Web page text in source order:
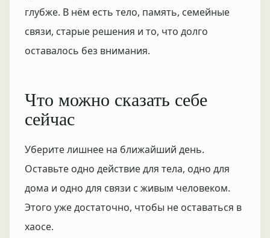
глубже. В нём есть тело, память, семейные
связи, старые решения и то, что долго
оставалось без внимания.
Что можно сказать себе
сейчас
Уберите лишнее на ближайший день.
Оставьте одно действие для тела, одно для
дома и одно для связи с живым человеком.
Этого уже достаточно, чтобы не оставаться в
хаосе.